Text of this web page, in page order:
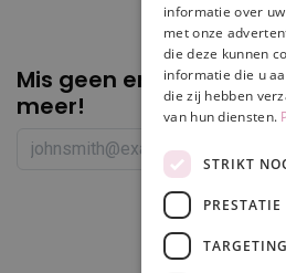
Mis geen enkele
meer!
informatie over
met onze
die deze kunnen
informatie die u
die zij hebben
van hun diensten.
STRIKT
PRESTATIE
TARGETING